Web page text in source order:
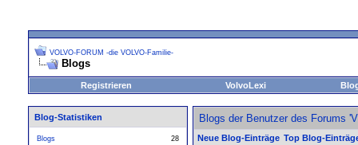
VOLVO-FORUM -die VOLVO-Familie-
Blogs
Registrieren VolvoLexi
Blogs der Benutzer des Forums
Neue Blog-Einträge Top Blog-
Blog-Statistiken
Blogs
28